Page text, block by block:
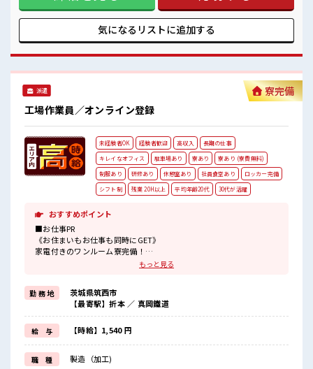
いたるところに自販機あり！
キレイに整備された働きやすい職場です！
宅パーツの組立・部品付け・梱包のオシゴト》 あなたのライ
フスタイルに合わせて勤務時間が選べます♪ 明るすぎたり奇
抜すぎはNGですが基本的に髪型自由でOK(詳しくは担当へ)☆
制服アリなのでナニ着ていこうか朝の悩みが解消♪ 制服通勤
テップUPしていきましょう♪ 一息つける休憩スペースもあり
ます！ ■職場の雰囲気 《男女スタッフさん活躍中》フォロー
体制ばっちり！ 無料駐車場完備！ 休憩室完備！ ロッカー完
備！ 食堂完備(1食約350円ほど)！ いたるところに自販機あ
り！ キレイに整備された働きやすい職場です！ #ryo
気になるリストに追加する
派遣
工場作業員／オンライン登録
寮完備
未経験者OK 経験者歓迎 高収入
長期の仕事
キレイなオフィス
駐車場あり 寮あり
寮あり (寮費無料)
制服あり
研修あり 休憩室あり 社員食堂あり
ロッカー完備
シフト制
残業 20H以上 平均年齢20代 30代が活躍
おすすめポイント
■お仕事PR
《お住まいもお仕事も同時にGET》
家電付きのワンルーム寮完備！
出勤日は寮住まい休日は自宅でゆっくりなんて働き方もできます！
《稼ぎたい人必見》
高時給×残業20時間以上！
頑張った分しっかり返ってくるのでヤリガイ抜群★
《未経験の方も大カンゲイ》
経験がなくて不安な方もご安心ください◎
担当者がしっかりサポートします！
2週間～最大1か月間の研修もあります！
もっと見る
勤 務 地
茨城県筑西市
【最寄駅】折本 ／ 真岡鐵道
給 与 【時給】1,540 円
職 種 製造（加工)